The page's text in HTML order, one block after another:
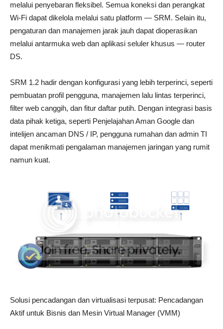
melalui penyebaran fleksibel. Semua koneksi dan perangkat
Wi-Fi dapat dikelola melalui satu platform — SRM. Selain itu,
pengaturan dan manajemen jarak jauh dapat dioperasikan
melalui antarmuka web dan aplikasi seluler khusus — router
DS.
SRM 1.2 hadir dengan konfigurasi yang lebih terperinci, seperti
pembuatan profil pengguna, manajemen lalu lintas terperinci,
filter web canggih, dan fitur daftar putih. Dengan integrasi basis
data pihak ketiga, seperti Penjelajahan Aman Google dan
intelijen ancaman DNS / IP, pengguna rumahan dan admin TI
dapat menikmati pengalaman manajemen jaringan yang rumit
namun kuat.
Solusi pencadangan dan virtualisasi terpusat: Pencadangan
Aktif untuk Bisnis dan Mesin Virtual Manager (VMM)